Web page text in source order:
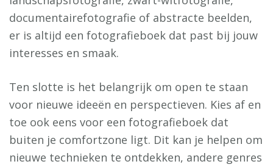
documentairefotografie of abstracte beelden,
er is altijd een fotografieboek dat past bij jouw
interesses en smaak.
Ten slotte is het belangrijk om open te staan
voor nieuwe ideeën en perspectieven. Kies af en
toe ook eens voor een fotografieboek dat
buiten je comfortzone ligt. Dit kan je helpen om
nieuwe technieken te ontdekken, andere genres